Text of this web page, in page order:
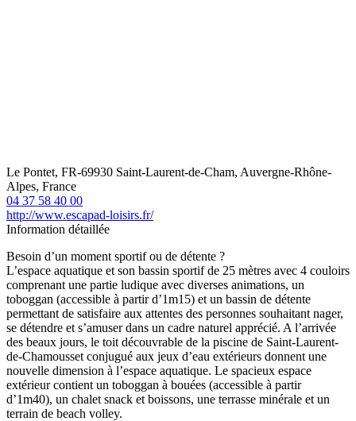
Le Pontet, FR-69930 Saint-Laurent-de-Cham, Auvergne-Rhône-
Alpes, France
04 37 58 40 00
http://www.escapad-loisirs.fr/
Information détaillée
Besoin d’un moment sportif ou de détente ?
L’espace aquatique et son bassin sportif de 25 mètres avec 4 couloirs
comprenant une partie ludique avec diverses animations, un
toboggan (accessible à partir d’1m15) et un bassin de détente
permettant de satisfaire aux attentes des personnes souhaitant nager,
se détendre et s’amuser dans un cadre naturel apprécié. A l’arrivée
des beaux jours, le toit découvrable de la piscine de Saint-Laurent-
de-Chamousset conjugué aux jeux d’eau extérieurs donnent une
nouvelle dimension à l’espace aquatique. Le spacieux espace
extérieur contient un toboggan à bouées (accessible à partir
d’1m40), un chalet snack et boissons, une terrasse minérale et un
terrain de beach volley.